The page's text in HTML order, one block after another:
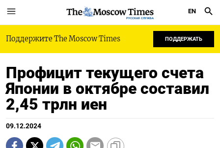
РУССКАЯ СЛУЖБА
EN
Поддержите The Moscow Times ПОДДЕРЖАТЬ
Профицит текущего счета
Японии в октябре составил
2,45 трлн иен
09.12.2024